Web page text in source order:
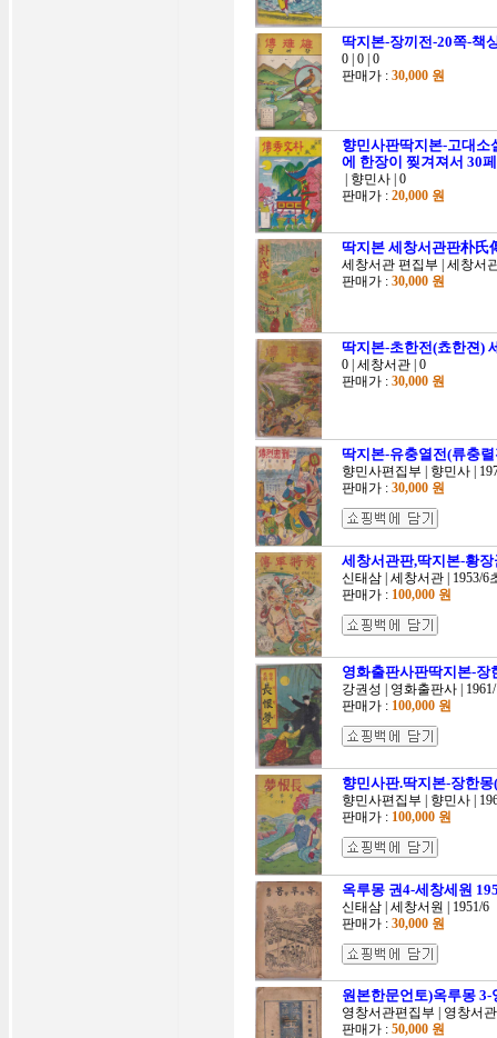
딱지본-장끼전-20쪽-책
0 | 0 | 0
판매가 : 30,000 원
향민사판딱지본-고대소
에 한장이 찢겨져서 30
| 향민사 | 0
판매가 : 20,000 원
딱지본 세창서관판朴氏
세창서관 편집부 | 세창서
판매가 : 30,000 원
딱지본-초한전(쵸한젼)
0 | 세창서관 | 0
판매가 : 30,000 원
딱지본-유충열전(류충
향민사편집부 | 향민사 |
판매가 : 30,000 원
세창서관판,딱지본-황
신태삼 | 세창서관 | 1953/6
판매가 : 100,000 원
영화출판사판딱지본-장
강권성 | 영화출판사 |
판매가 : 100,000 원
향민사판.딱지본-장한
향민사편집부 | 향민사 |
판매가 : 100,000 원
옥루몽 권4-세창세원
신태삼 | 세창서원 | 1951/6
판매가 : 30,000 원
원본한문언토)옥루몽 3-
영창서관편집부 | 영창서관
판매가 : 50,000 원